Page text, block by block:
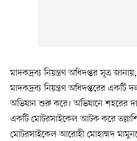
মাদকদ্রব্য নিয়ন্ত্রণ অধিদপ্তর সূত্র জানায়,
মাদকদ্রব্য নিয়ন্ত্রণ অধিদপ্তরের একটি
অভিযান শুরু করে। অভিযানে শহরের
একটি মোটরসাইকেল আটক করে
মোটরসাইকেল আরোহী মোহাম্মদ